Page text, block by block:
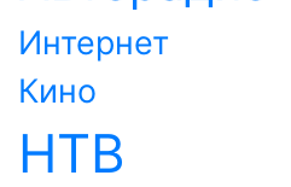
Интернет
Кино
НТВ